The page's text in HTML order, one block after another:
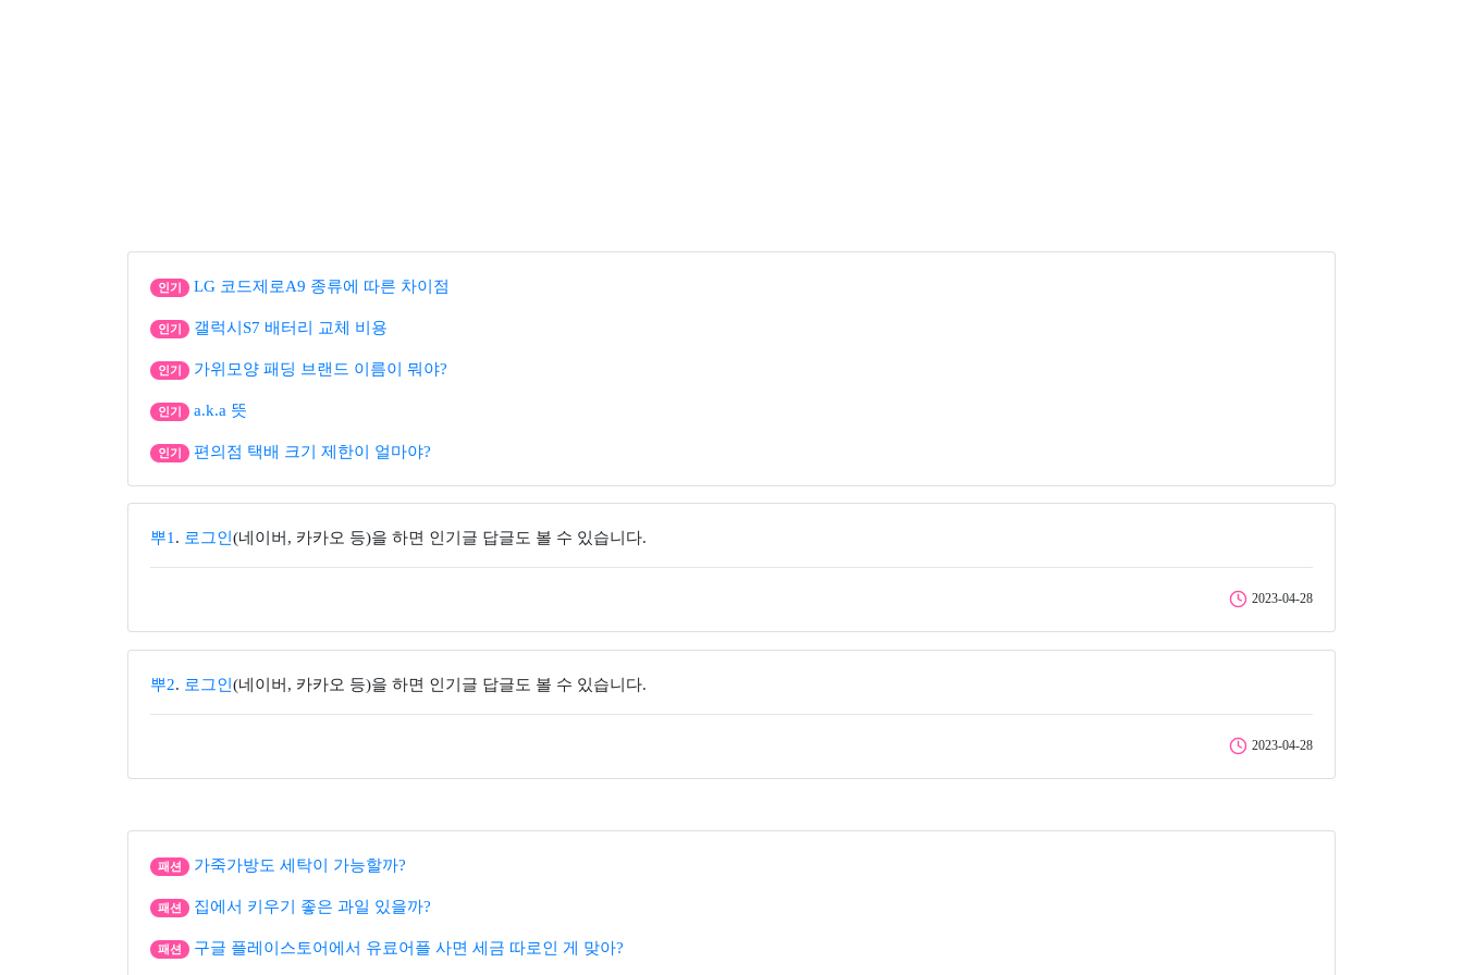
인기 LG 코드제로A9 종류에 따른 차이점
인기 갤럭시S7 배터리 교체 비용
인기 가위모양 패딩 브랜드 이름이 뭐야?
인기 a.k.a 뜻
인기 편의점 택배 크기 제한이 얼마야?
뿌1 . 로그인 (네이버, 카카오 등)을 하면 인기글 답글도 볼 수 있습니다.
2023-04-28
뿌2. 로그인 (네이버, 카카오 등)을 하면 인기글 답글도 볼 수 있습니다.
2023-04-28
패션 가죽가방도 세탁이 가능할까?
패션 집에서 키우기 좋은 과일 있을까?
패션 구글 플레이스토어에서 유료어플 사면 세금 따로인 게 맞아?